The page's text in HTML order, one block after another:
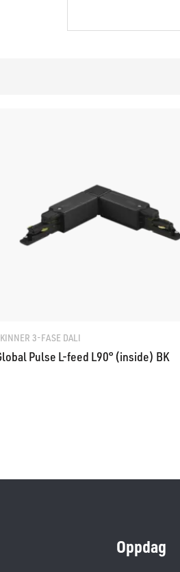
3-FASE DALI
Pulse L-feed L90° (inside) BK
Oppdag